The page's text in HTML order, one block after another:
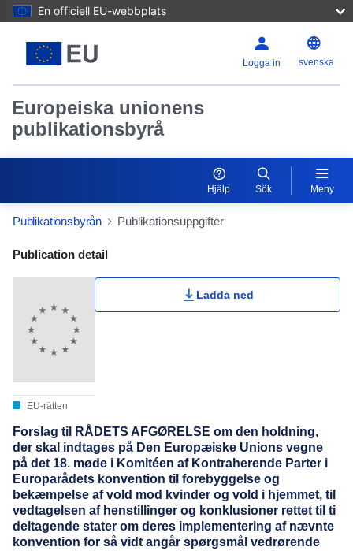
En officiell EU-webbplats
Logga in svenska
Europeiska unionens
publikationsbyrå
Hjälp Sök Meny
Publikationsbyrån Publikationsuppgifter
Publication Detail Actions Portlet
Publication detail
EU-rätten
Ladda ned
Forslag til RÅDETS AFGØRELSE om den holdning,
der skal indtages på Den Europæiske Unions vegne
på det 18. møde i Komitéen af Kontraherende Parter i
Europarådets konvention til forebyggelse og
bekæmpelse af vold mod kvinder og vold i hjemmet, til
vedtagelsen af henstillinger og konklusioner rettet til ti
deltagende stater om deres implementering af nævnte
konvention for så vidt angår spørgsmål vedrørende